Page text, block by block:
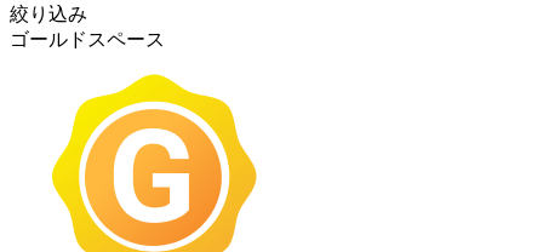
絞り込み
ゴールドスペース